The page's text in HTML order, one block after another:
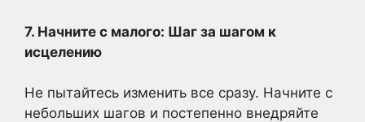
7. Начните с малого: Шаг за шагом к
исцелению
Не пытайтесь изменить все сразу. Начните с
небольших шагов и постепенно внедряйте